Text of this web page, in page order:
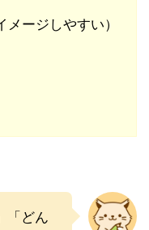
ージしやすい）
「どん